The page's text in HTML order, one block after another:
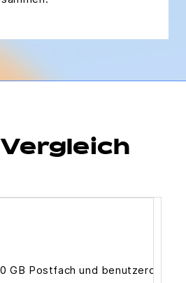
GB Postfach und